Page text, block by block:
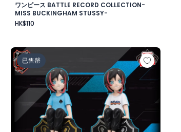
ワンピース BATTLE RECORD COLLECTION-
MISS BUCKINGHAM STUSSY-
HK$110
ゲート-
Ras-
Crazy Raccoon デスクトップフィギュア-
已售罄